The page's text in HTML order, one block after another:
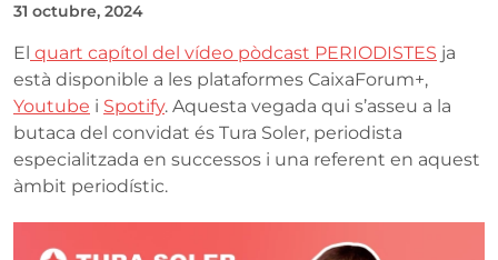
31 octubre, 2024
El quart capítol del vídeo pòdcast PERIODISTES ja
està disponible a les plataformes CaixaForum+,
Youtube i Spotify. Aquesta vegada qui s’asseu a la
butaca del convidat és Tura Soler, periodista
especialitzada en successos i una referent en aquest
àmbit periodístic.